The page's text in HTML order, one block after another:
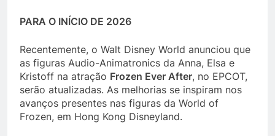
PARA O INÍCIO DE 2026
Recentemente, o Walt Disney World anunciou que
as figuras Audio-Animatronics da Anna, Elsa e
Kristoff na atração Frozen Ever After, no EPCOT,
serão atualizadas. As melhorias se inspiram nos
avanços presentes nas figuras da World of
Frozen, em Hong Kong Disneyland.